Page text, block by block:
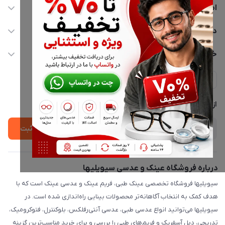
اطلاعات تماس
02177116909
info@civiliha.com
ارسال فوری در تهران + ارسال به سراسر کشور
دسترسی سریع
حساب کاربری
مجله فروشگاه
لیست محصولات
درباره ما
خدمات مشتریان
حریم خصوصی
پشتیبانی واتساپ 09397003162
از جدید‌ترین تخفیف‌ها با‌ خبر شوید
ثبت
درباره فروشگاه عینک و عدسی سیویلیها
سیویلیها فروشگاه تخصصی عینک طبی، فریم عینک و عدسی عینک است که با
هدف کمک به انتخاب آگاهانه‌تر محصولات بینایی راه‌اندازی شده است. در
سیویلیها می‌توانید انواع عدسی طبی، عدسی آنتی‌رفلکس، بلوکنترل، فتوکرومیک،
تدریجی، دبل آسفریک و فریم‌های طبی را بررسی و برای خرید مناسب‌ترین گزینه